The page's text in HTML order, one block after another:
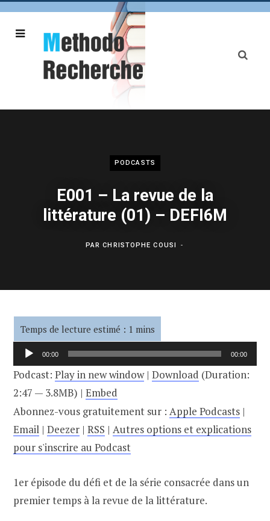
PODCASTS
E001 – La revue de la
littérature (01) – DEFI6M
PARCHRISTOPHE COUSI
Lecteur
audio
00:00 00:00
Podcast: Play in new window| Download (Duration:
2:47 — 3.8MB) | Embed
Abonnez-vous gratuitement sur : Apple Podcasts |
Email | Deezer | RSS | Autres options et explications
pour s'inscrire au Podcast
1er épisode du défi et de la série consacrée dans un
premier temps à la revue de la littérature.